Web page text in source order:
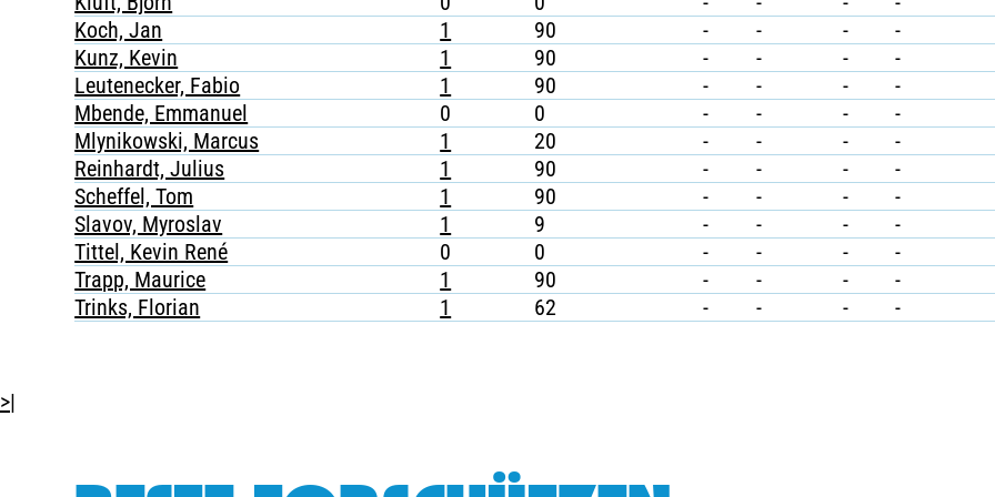
Koch, Jan
1 90 - - - -
Kunz, Kevin
1 90 - - - -
Leutenecker, Fabio
1 90 - - - -
Mbende, Emmanuel
0 0 - - - -
Mlynikowski, Marcus
1 20 - - - -
Reinhardt, Julius
1 90 - - - -
Scheffel, Tom
1 90 - - - -
Slavov, Myroslav
1 9 - - - -
Tittel, Kevin René
0 0 - - - -
Trapp, Maurice
1 90 - - - -
Trinks, Florian
1 62 - - - -
>|